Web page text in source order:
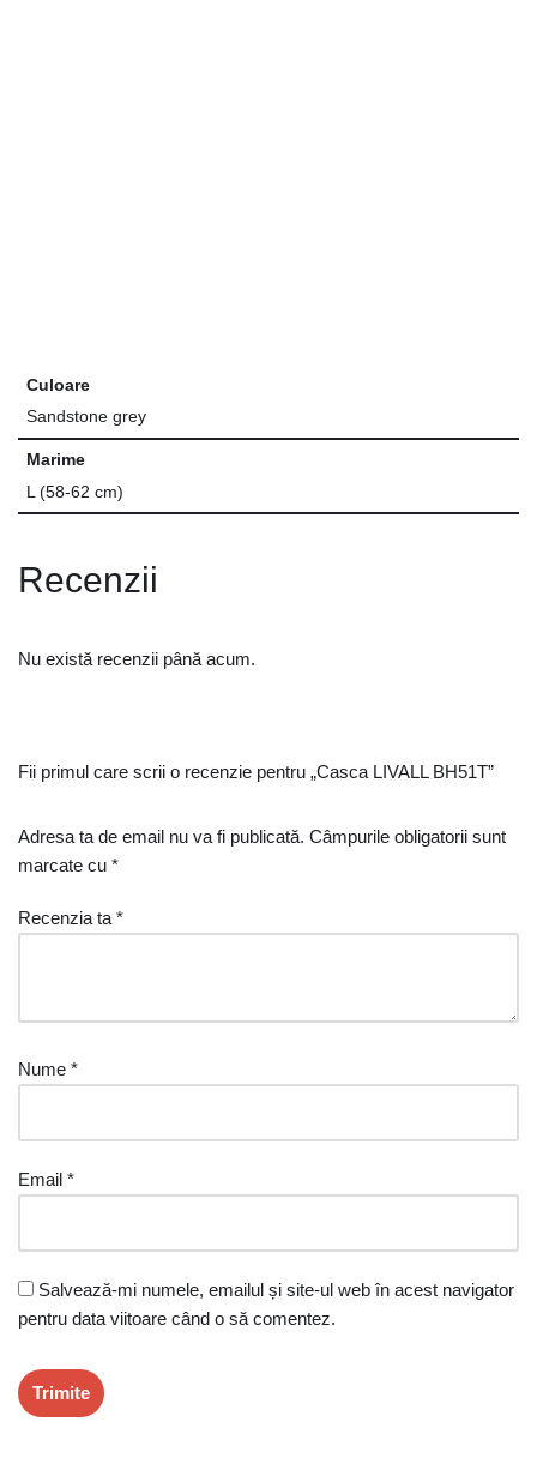
Culoare
Sandstone grey
Marime
L (58-62 cm)
Recenzii
Nu există recenzii până acum.
Fii primul care scrii o recenzie pentru „Casca LIVALL BH51T”
Adresa ta de email nu va fi publicată. Câmpurile obligatorii sunt
marcate cu *
Recenzia ta *
Nume *
Email *
Salvează-mi numele, emailul și site-ul web în acest navigator
pentru data viitoare când o să comentez.